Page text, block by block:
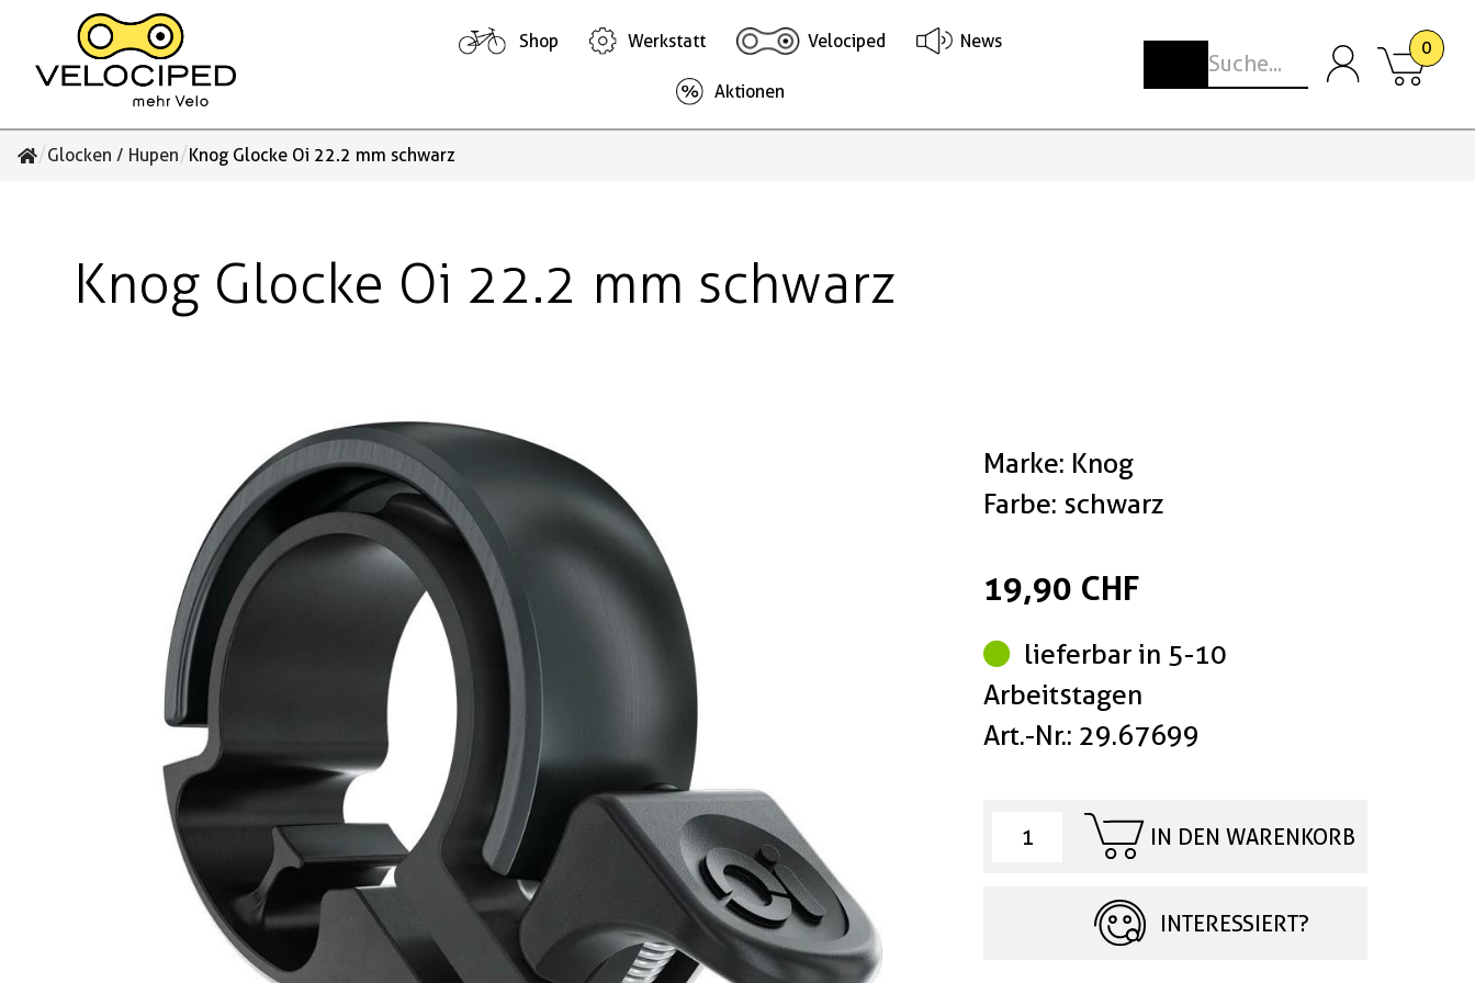
Shop Werkstatt Velociped News
Aktionen
0
/Glocken / Hupen/Knog Glocke Oi 22.2 mm schwarz
Knog Glocke Oi 22.2 mm schwarz
Marke: Knog
Farbe: schwarz
19,90 CHF
lieferbar in 5-10
Arbeitstagen
Art.-Nr.: 29.67699
IN DEN WARENKORB
INTERESSIERT?